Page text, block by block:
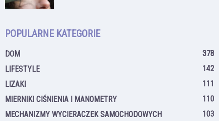
POPULARNE KATEGORIE
DOM
378
LIFESTYLE
142
LIZAKI
111
MIERNIKI CIŚNIENIA I MANOMETRY
110
MECHANIZMY WYCIERACZEK SAMOCHODOWYCH
103